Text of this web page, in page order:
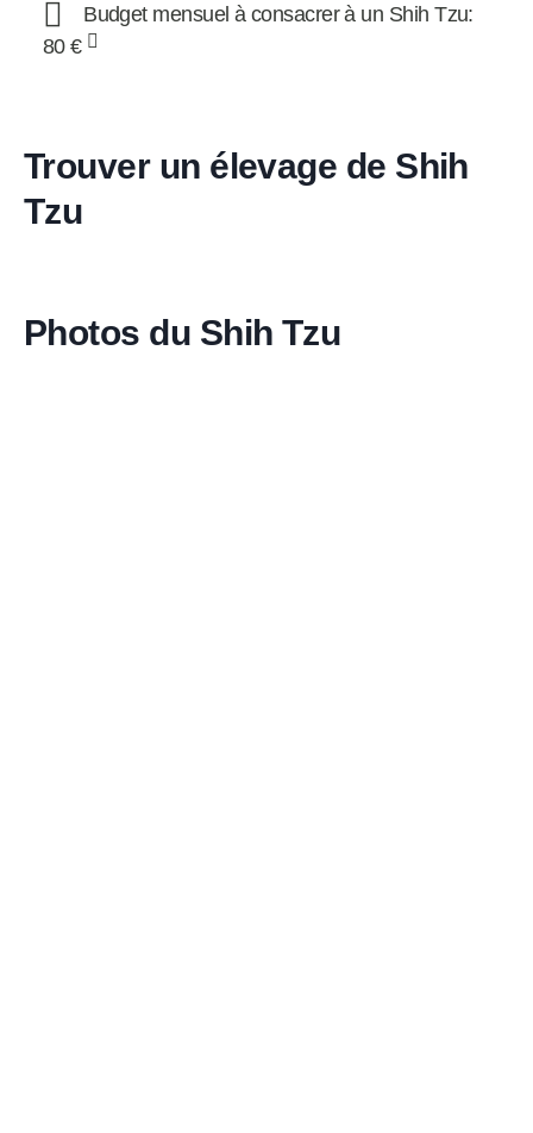
Budget mensuel à consacrer à un Shih Tzu:
80 €
Trouver un élevage de Shih
Tzu
Photos du Shih Tzu